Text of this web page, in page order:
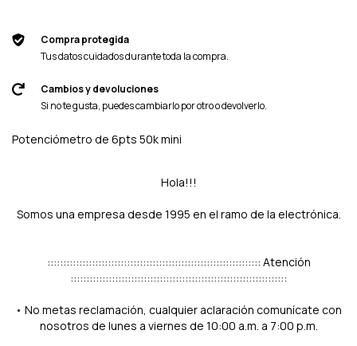
Compra protegida
Tus datos cuidados durante toda la compra.
Cambios y devoluciones
Si no te gusta, puedes cambiarlo por otro o devolverlo.
Potenciómetro de 6pts 50k mini
Hola!!!
Somos una empresa desde 1995 en el ramo de la electrónica.
::::::::::::::::::::::::::::::::::::::::::::::::::::::::::::::::::: Atención
::::::::::::::::::::::::::::::::::::::::::::::::::::::::::::::::::::
• No metas reclamación, cualquier aclaración comunícate con
nosotros de lunes a viernes de 10:00 a.m. a 7:00 p.m.